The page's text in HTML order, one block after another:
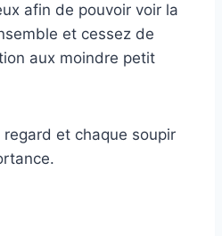
afin de pouvoir voir la
et cessez de
aux moindre petit
et chaque soupir